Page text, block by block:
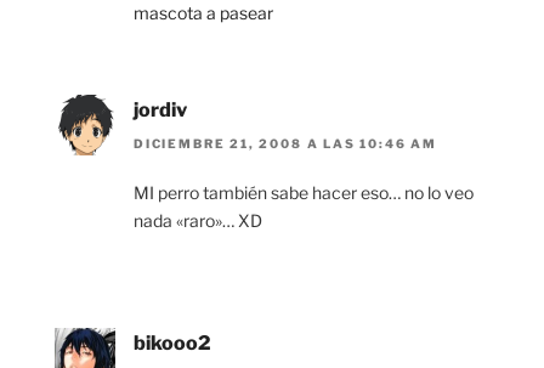
mascota a pasear
jordiv
DICIEMBRE 21, 2008 A LAS 10:46 AM
MI perro también sabe hacer eso… no lo veo
nada «raro»… XD
bikooo2